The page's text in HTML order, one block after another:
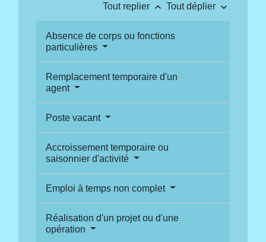
Tout replier keyboard_arrow_up Tout déplier keyboard_arrow_down
Absence de corps ou fonctions
particulières
Remplacement temporaire d'un
agent
Poste vacant
Accroissement temporaire ou
saisonnier d'activité
Emploi à temps non complet
Réalisation d'un projet ou d'une
opération